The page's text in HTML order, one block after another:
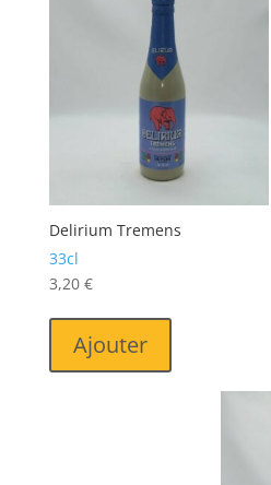
Delirium Tremens
33cl
3,20 €
Ajouter